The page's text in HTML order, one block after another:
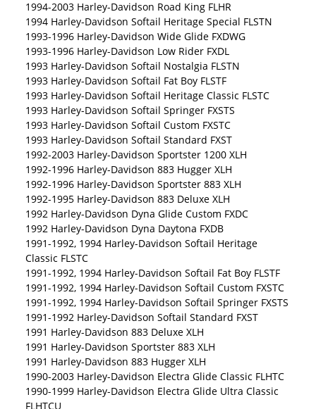
1994-2003 Harley-Davidson Road King FLHR
1994 Harley-Davidson Softail Heritage Special FLSTN
1993-1996 Harley-Davidson Wide Glide FXDWG
1993-1996 Harley-Davidson Low Rider FXDL
1993 Harley-Davidson Softail Nostalgia FLSTN
1993 Harley-Davidson Softail Fat Boy FLSTF
1993 Harley-Davidson Softail Heritage Classic FLSTC
1993 Harley-Davidson Softail Springer FXSTS
1993 Harley-Davidson Softail Custom FXSTC
1993 Harley-Davidson Softail Standard FXST
1992-2003 Harley-Davidson Sportster 1200 XLH
1992-1996 Harley-Davidson 883 Hugger XLH
1992-1996 Harley-Davidson Sportster 883 XLH
1992-1995 Harley-Davidson 883 Deluxe XLH
1992 Harley-Davidson Dyna Glide Custom FXDC
1992 Harley-Davidson Dyna Daytona FXDB
1991-1992, 1994 Harley-Davidson Softail Heritage
Classic FLSTC
1991-1992, 1994 Harley-Davidson Softail Fat Boy FLSTF
1991-1992, 1994 Harley-Davidson Softail Custom FXSTC
1991-1992, 1994 Harley-Davidson Softail Springer FXSTS
1991-1992 Harley-Davidson Softail Standard FXST
1991 Harley-Davidson 883 Deluxe XLH
1991 Harley-Davidson Sportster 883 XLH
1991 Harley-Davidson 883 Hugger XLH
1990-2003 Harley-Davidson Electra Glide Classic FLHTC
1990-1999 Harley-Davidson Electra Glide Ultra Classic
FLHTCU